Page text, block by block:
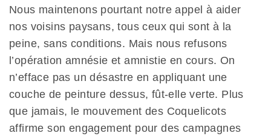
Nous maintenons pourtant notre appel à aider
nos voisins paysans, tous ceux qui sont à la
peine, sans conditions. Mais nous refusons
l’opération amnésie et amnistie en cours. On
n’efface pas un désastre en appliquant une
couche de peinture dessus, fût-elle verte. Plus
que jamais, le mouvement des Coquelicots
affirme son engagement pour des campagnes